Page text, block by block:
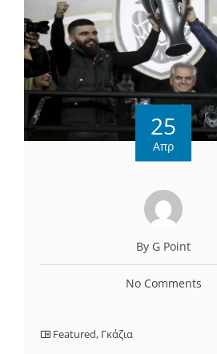
25
Απρ
By G Point
No Comments
Featured, Γκάζια